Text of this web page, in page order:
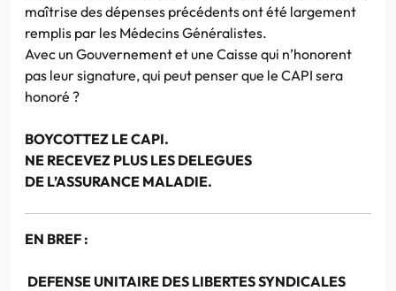
maîtrise des dépenses précédents ont été largement
remplis par les Médecins Généralistes.
Avec un Gouvernement et une Caisse qui n’honorent
pas leur signature, qui peut penser que le CAPI sera
honoré ?
BOYCOTTEZ LE CAPI.
NE RECEVEZ PLUS LES DELEGUES
DE L’ASSURANCE MALADIE.
EN BREF :
DEFENSE UNITAIRE DES LIBERTES SYNDICALES